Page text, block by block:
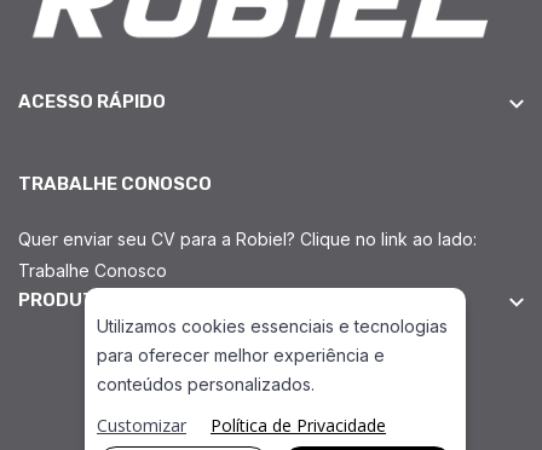
ACESSO RÁPIDO
TRABALHE CONOSCO
Quer enviar seu CV para a Robiel? Clique no link ao lado:
Trabalhe Conosco
PRODUTOS INJEÇÃO DIESEL
Peças Diesel Bosch CP1H
Utilizamos cookies essenciais e tecnologias
para oferecer melhor experiência e
conteúdos personalizados.
Customizar Política de Privacidade